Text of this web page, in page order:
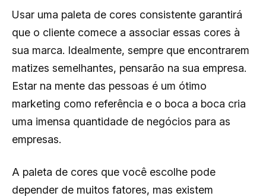
Usar uma paleta de cores consistente garantirá
que o cliente comece a associar essas cores à
sua marca. Idealmente, sempre que encontrarem
matizes semelhantes, pensarão na sua empresa.
Estar na mente das pessoas é um ótimo
marketing como referência e o boca a boca cria
uma imensa quantidade de negócios para as
empresas.
A paleta de cores que você escolhe pode
depender de muitos fatores, mas existem